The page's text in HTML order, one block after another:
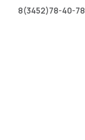
8(3452)78-40-78